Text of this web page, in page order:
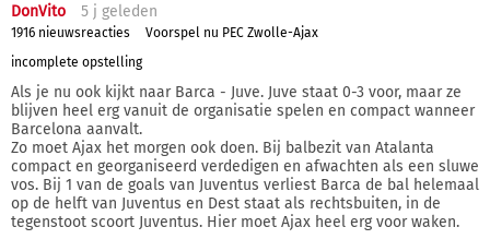
DonVito 5 j geleden
1916 nieuwsreacties
Voorspel nu PEC Zwolle-Ajax
incomplete opstelling
Als je nu ook kijkt naar Barca - Juve. Juve staat 0-3 voor, maar ze
blijven heel erg vanuit de organisatie spelen en compact wanneer
Barcelona aanvalt.
Zo moet Ajax het morgen ook doen. Bij balbezit van Atalanta
compact en georganiseerd verdedigen en afwachten als een sluwe
vos. Bij 1 van de goals van Juventus verliest Barca de bal helemaal
op de helft van Juventus en Dest staat als rechtsbuiten, in de
tegenstoot scoort Juventus. Hier moet Ajax heel erg voor waken.